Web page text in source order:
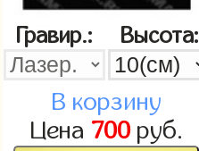
Гравир.: Высота:
В корзину
Цена 700руб.